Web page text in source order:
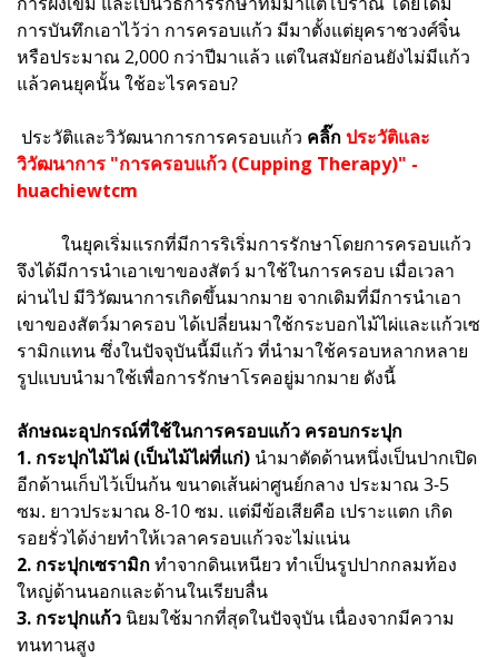
การบันทึกเอาไว้ว่า การครอบแก้ว มีมาตั้งแต่ยุคราชวงศ์จิ๋น
หรือประมาณ 2,000 กว่าปีมาแล้ว แต่ในสมัยก่อนยังไม่มีแก้ว
แล้วคนยุคนั้น ใช้อะไรครอบ?
ประวัติและวิวัฒนาการการครอบแก้ว คลิ๊กประวัติและ
วิวัฒนาการ "การครอบแก้ว (Cupping Therapy)" -
huachiewtcm
ในยุคเริ่มแรกที่มีการริเริ่มการรักษาโดยการครอบแก้ว
จึงได้มีการนำเอาเขาของสัตว์ มาใช้ในการครอบ เมื่อเวลา
ผ่านไป มีวิวัฒนาการเกิดขึ้นมากมาย จากเดิมที่มีการนำเอา
เขาของสัตว์มาครอบ ได้เปลี่ยนมาใช้กระบอกไม้ไผ่และแก้วเซ
รามิกแทน ซึ่งในปัจจุบันนี้มีแก้ว ที่นำมาใช้ครอบหลากหลาย
รูปแบบนำมาใช้เพื่อการรักษาโรคอยู่มากมาย ดังนี้
ลักษณะอุปกรณ์ที่ใช้ในการครอบแก้ว ครอบกระปุก
1. กระปุกไม้ไผ่ (เป็นไม้ไผ่ที่แก่) นํามาตัดด้านหนึ่งเป็นปากเปิด
อีกด้านเก็บไว้เป็นก้น ขนาดเส้นผ่าศูนย์กลาง ประมาณ 3-5
ซม. ยาวประมาณ 8-10 ซม. แต่มีข้อเสียคือ เปราะแตก เกิด
รอยรั่วได้ง่ายทำให้เวลาครอบแก้วจะไม่แน่น
2. กระปุกเซรามิกทําจากดินเหนียว ทําเป็นรูปปากกลมท้อง
ใหญ่ด้านนอกและด้านในเรียบลื่น
3. กระปุกแก้ว นิยมใช้มากที่สุดในปัจจุบัน เนื่องจากมีความ
ทนทานสูง